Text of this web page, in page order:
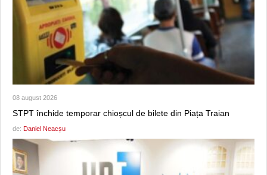
08 august 2026
STPT închide temporar chioșcul de bilete din Piața Traian
de: Daniel Neacșu